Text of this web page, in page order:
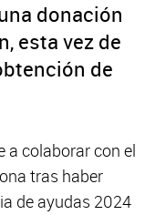
donación
esta vez de
de
a colaborar con el
tras haber
de ayudas 2024